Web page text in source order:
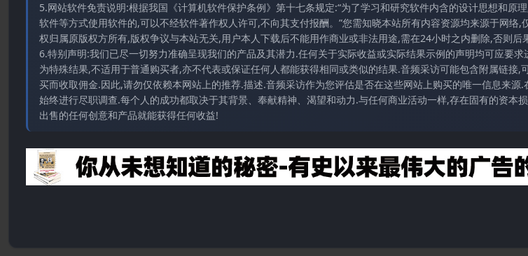
5.网站软件免责说明:根据我国《计算机软件保护条例》第十七条规定:“为了学习和研究软件内含的设计思想和原
软件等方式使用软件的,可以不经软件著作权人许可,不向其支付报酬。”您需知晓本站所有内容资源均来源于网络,
权归属原版权方所有,版权争议与本站无关,用户本人下载后不能用作商业或非法用途,需在24小时之内删除,否则后
6.特别声明:我们已尽一切努力准确呈现我们的产品及其潜力.任何关于实际收益或实际结果示例的声明均可应要
为特殊结果,不适用于普通购买者,亦不代表或保证任何人都能获得相同或类似的结果.音频采访可能包含附属链接,
买而收取佣金.因此,请勿仅依赖本网站上的推荐.描述.音频采访作为您评估是否在这些网站上购买的唯一信息来源
始终进行尽职调查.每个人的成功都取决于其背景、奉献精神、渴望和动力.与任何商业活动一样,存在固有的资本
出售的任何创意和产品就能获得任何收益!